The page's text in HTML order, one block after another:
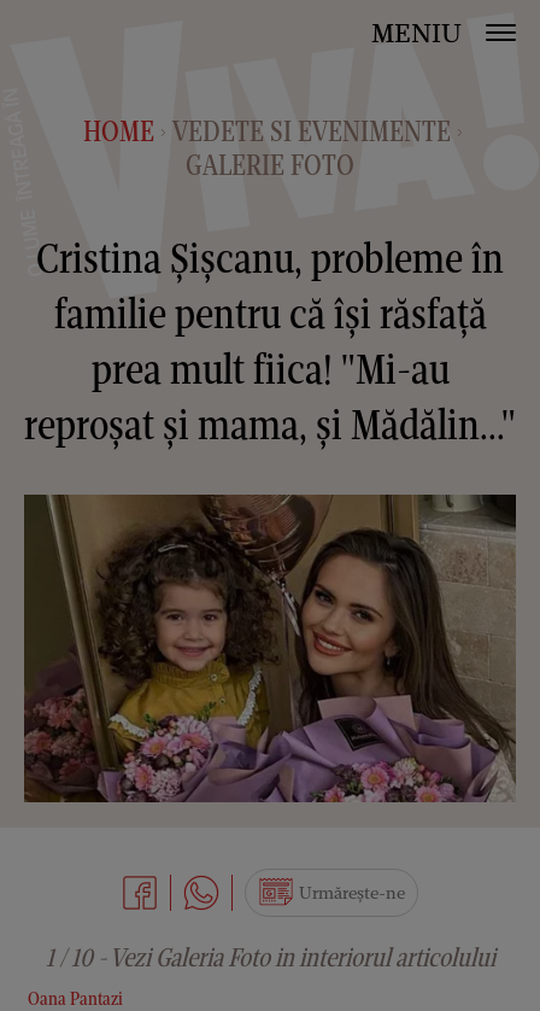
MENIU
HOME > VEDETE SI EVENIMENTE >
GALERIE FOTO
Cristina Șișcanu, probleme în
familie pentru că își răsfață
prea mult fiica! "Mi-au
reproșat și mama, și Mădălin..."
Oana Pantazi
Urmărește-ne
1 / 10 - Vezi Galeria Foto in interiorul articolului